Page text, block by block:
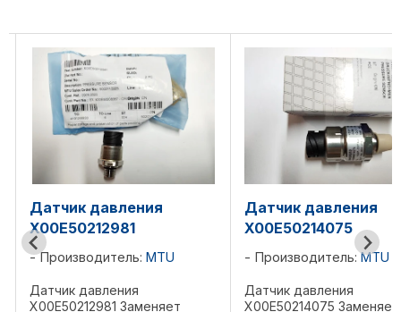
Датчик давления
X00E50214075
Производитель:
Датчик давления
X00E50214075 Заменяет
Датчик
X00003469
Датчик
X00003469